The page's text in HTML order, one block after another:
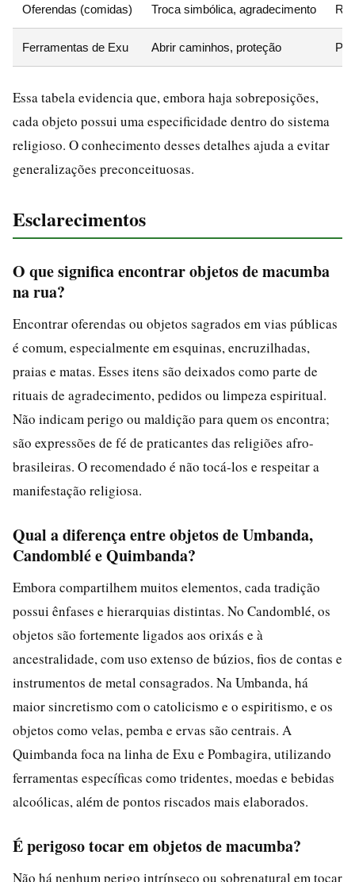
Oferendas (comidas) Troca simbólica, agradecimento
Ferramentas de Exu Abrir caminhos, proteção
Essa tabela evidencia que, embora haja sobreposições,
cada objeto possui uma especificidade dentro do sistema
religioso. O conhecimento desses detalhes ajuda a evitar
generalizações preconceituosas.
Esclarecimentos
O que significa encontrar objetos de macumba
na rua?
Encontrar oferendas ou objetos sagrados em vias públicas
é comum, especialmente em esquinas, encruzilhadas,
praias e matas. Esses itens são deixados como parte de
rituais de agradecimento, pedidos ou limpeza espiritual.
Não indicam perigo ou maldição para quem os encontra;
são expressões de fé de praticantes das religiões afro-
brasileiras. O recomendado é não tocá-los e respeitar a
manifestação religiosa.
Qual a diferença entre objetos de Umbanda,
Candomblé e Quimbanda?
Embora compartilhem muitos elementos, cada tradição
possui ênfases e hierarquias distintas. No Candomblé, os
objetos são fortemente ligados aos orixás e à
ancestralidade, com uso extenso de búzios, fios de contas e
instrumentos de metal consagrados. Na Umbanda, há
maior sincretismo com o catolicismo e o espiritismo, e os
objetos como velas, pemba e ervas são centrais. A
Quimbanda foca na linha de Exu e Pombagira, utilizando
ferramentas específicas como tridentes, moedas e bebidas
alcoólicas, além de pontos riscados mais elaborados.
É perigoso tocar em objetos de macumba?
Não há nenhum perigo intrínseco ou sobrenatural em tocar